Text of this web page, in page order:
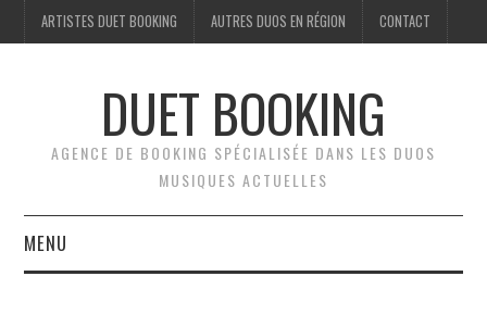
ARTISTES DUET BOOKING AUTRES DUOS EN RÉGION CONTACT
DUET BOOKING
AGENCE DE BOOKING SPÉCIALISÉE DANS LES DUOS
MUSIQUES ACTUELLES
MENU